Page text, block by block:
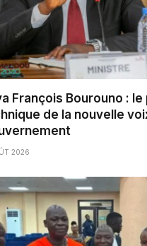
François Bourouno :
de la nouvelle
2026